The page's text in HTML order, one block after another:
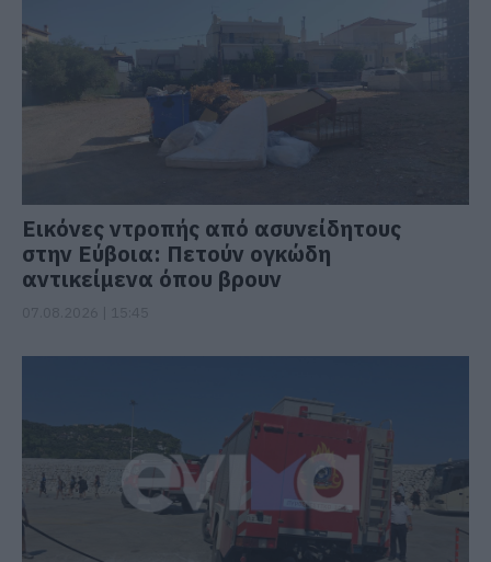
Εικόνες ντροπής από ασυνείδητους
στην Εύβοια: Πετούν ογκώδη
αντικείμενα όπου βρουν